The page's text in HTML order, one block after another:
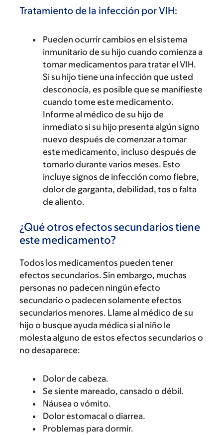
Tratamiento de la infección por VIH:
Pueden ocurrir cambios en el sistema
inmunitario de su hijo cuando comienza a
tomar medicamentos para tratar el VIH.
Si su hijo tiene una infección que usted
desconocía, es posible que se manifieste
cuando tome este medicamento.
Informe al médico de su hijo de
inmediato si su hijo presenta algún signo
nuevo después de comenzar a tomar
este medicamento, incluso después de
tomarlo durante varios meses. Esto
incluye signos de infección como fiebre,
dolor de garganta, debilidad, tos o falta
de aliento.
¿Qué otros efectos secundarios tiene
este medicamento?
Todos los medicamentos pueden tener
efectos secundarios. Sin embargo, muchas
personas no padecen ningún efecto
secundario o padecen solamente efectos
secundarios menores. Llame al médico de su
hijo o busque ayuda médica si al niño le
molesta alguno de estos efectos secundarios o
no desaparece:
Dolor de cabeza.
Se siente mareado, cansado o débil.
Náusea o vómito.
Dolor estomacal o diarrea.
Problemas para dormir.